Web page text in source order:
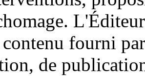
fourni
de